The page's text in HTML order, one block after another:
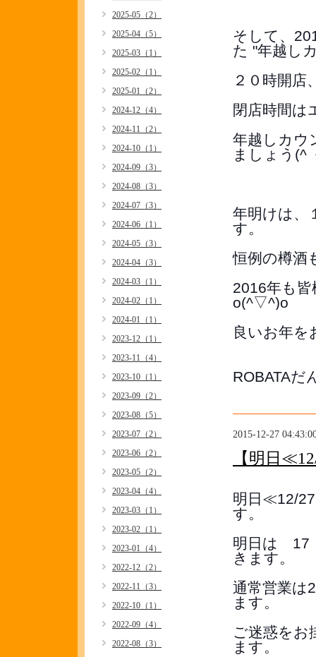
そして、
た "年越し
２０時開店
閉店時間は
年越しカウ
ましょう
年明けは、
す。
恒例の樽酒
2016年も
o(^▽^)o
良いお年を
ROBATAだ
2015-12-27
【明日
明日≪12/
す。
明日は　17
きます。
通常営業は
ます。
ご迷惑をお
ます。
2025-05（2）
2025-04（5）
2025-03（1）
2025-02（1）
2025-01（2）
2024-12（4）
2024-11（2）
2024-10（1）
2024-09（3）
2024-08（3）
2024-07（3）
2024-06（1）
2024-05（3）
2024-04（3）
2024-03（1）
2024-02（1）
2024-01（1）
2023-12（1）
2023-11（4）
2023-10（1）
2023-09（2）
2023-08（5）
2023-07（2）
2023-06（2）
2023-05（2）
2023-04（4）
2023-03（1）
2023-02（1）
2023-01（4）
2022-12（2）
2022-11（3）
2022-10（1）
2022-09（4）
2022-08（3）